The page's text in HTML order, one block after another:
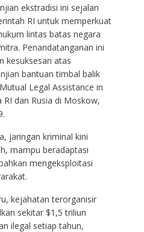
ekstradisi ini sejalan
RI untuk memperkuat
lintas batas negara
Penandatanganan ini
kesuksesan atas
bantuan timbal balik
Legal Assistance in
dan Rusia di Moskow,
jaringan kriminal kini
mampu beradaptasi
mengeksploitasi
kejahatan terorganisir
sekitar $1,5 triliun
ilegal setiap tahun,